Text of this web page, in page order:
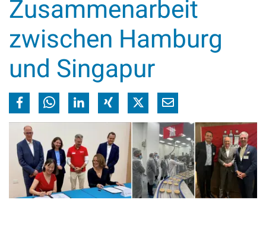
Zusammenarbeit
zwischen Hamburg
und Singapur